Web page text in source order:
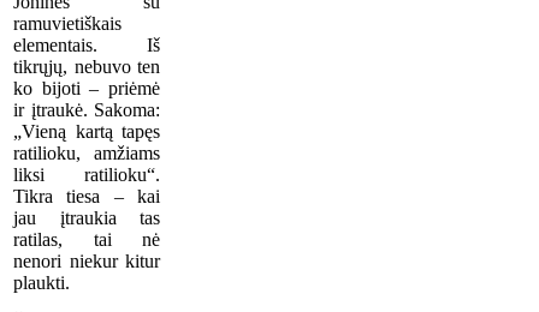
ramuvietiškais
elementais. Iš
tikrųjų, nebuvo ten
ko bijoti – priėmė
ir įtraukė. Sakoma:
„Vieną kartą tapęs
ratilioku, amžiams
liksi ratilioku“.
Tikra tiesa – kai
jau įtraukia tas
ratilas, tai nė
nenori niekur kitur
plaukti.